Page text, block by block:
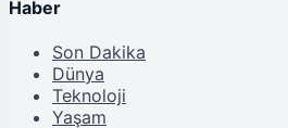
Haber
Son Dakika
Dünya
Teknoloji
Yaşam